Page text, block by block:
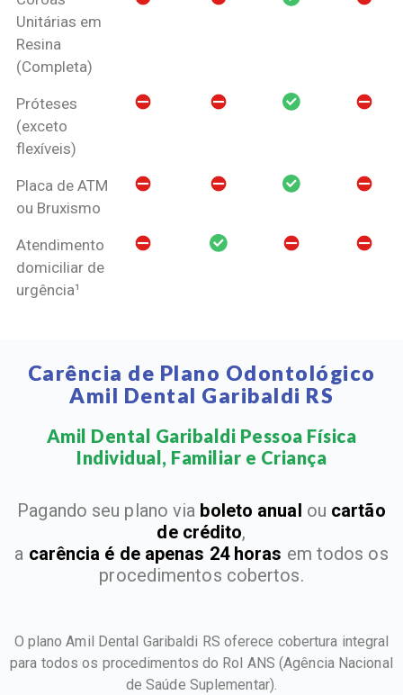
Unitárias em
Resina
(Completa)
Próteses
(exceto
flexíveis)
Placa de ATM
ou Bruxismo
Atendimento
domiciliar de
urgência¹
Carência de Plano Odontológico
Amil Dental Garibaldi RS
Amil Dental Garibaldi Pessoa Física
Individual, Familiar e Criança​
Pagando seu plano via boleto anual ou cartão
de crédito,
a carência é de apenas 24 horas em todos os
procedimentos cobertos.
O plano Amil Dental Garibaldi RS oferece cobertura integral
para todos os procedimentos do Rol ANS(Agência Nacional
de Saúde Suplementar).